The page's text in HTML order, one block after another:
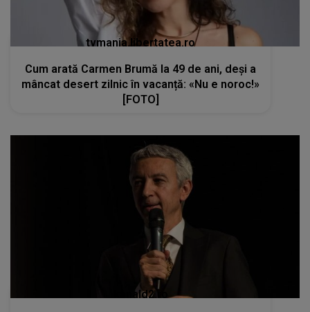
tvmania.libertatea.ro
Cum arată Carmen Brumă la 49 de ani, deși a
mâncat desert zilnic în vacanță: «Nu e noroc!»
[FOTO]
kanald2.ro